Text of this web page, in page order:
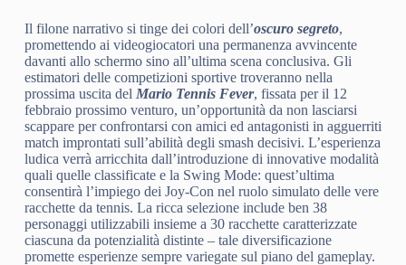
Il filone narrativo si tinge dei colori dell’oscuro segreto,
promettendo ai videogiocatori una permanenza avvincente
davanti allo schermo sino all’ultima scena conclusiva. Gli
estimatori delle competizioni sportive troveranno nella
prossima uscita del Mario Tennis Fever, fissata per il 12
febbraio prossimo venturo, un’opportunità da non lasciarsi
scappare per confrontarsi con amici ed antagonisti in agguerriti
match improntati sull’abilità degli smash decisivi. L’esperienza
ludica verrà arricchita dall’introduzione di innovative modalità
quali quelle classificate e la Swing Mode: quest’ultima
consentirà l’impiego dei Joy-Con nel ruolo simulato delle vere
racchette da tennis. La ricca selezione include ben 38
personaggi utilizzabili insieme a 30 racchette caratterizzate
ciascuna da potenzialità distinte – tale diversificazione
promette esperienze sempre variegate sul piano del gameplay.